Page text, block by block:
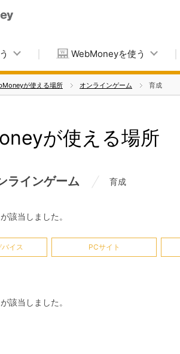
WebMoneyを使う
が使える場所 オンラインゲーム 育成
が使える場所
ラインゲーム 育成
該当しました。
イス PCサイト
該当しました。